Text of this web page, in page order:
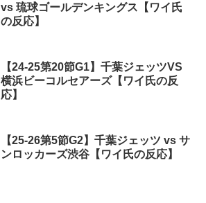
vs 琉球ゴールデンキングス【ワイ氏
の反応】
【24-25第20節G1】千葉ジェッツVS
横浜ビーコルセアーズ【ワイ氏の反
応】
【25-26第5節G2】千葉ジェッツ vs サ
ンロッカーズ渋谷【ワイ氏の反応】